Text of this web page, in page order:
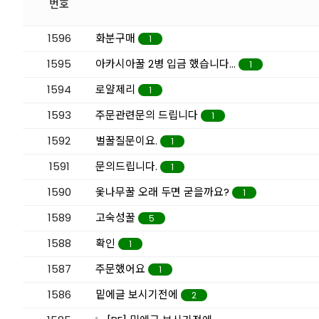
번호
1596 화분구매 1
1595 아카시아꿀 2병 입금 했습니다... 1
1594 로얄제리 1
1593 주문관련문의 드립니다 1
1592 벌꿀질문이요. 1
1591 문의드립니다. 1
1590 옻나무꿀 오래 두면 굳을까요? 1
1589 고숙성꿀 5
1588 확인 1
1587 주문했어요 1
1586 밑에글 보시기전에 2